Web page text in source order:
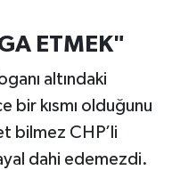
ETMEK"
altındaki
bir kısmı olduğunu
bilmez CHP’li
dahi edemezdi.